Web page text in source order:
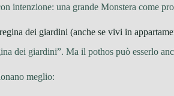
intenzione: una grande Monstera come
dei giardini (anche se vivi in
dei giardini”. Ma il pothos può esserlo
meglio: